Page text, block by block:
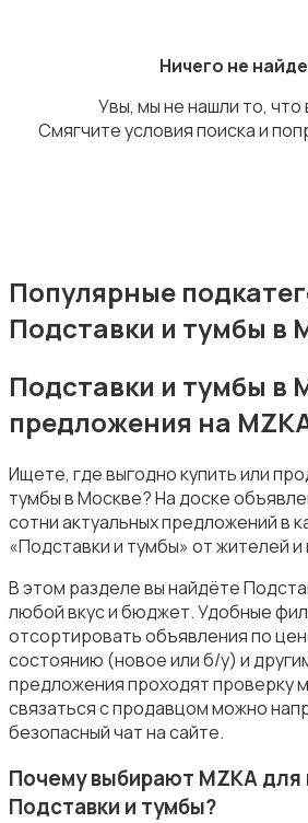
Оформление интерьера
Охрана и сигнализации
Подставки и тумбы
Посуда
Ничего не
Увы, мы не нашли то, что
Смягчите условия поиска и
Популярные
Подставки и тумбы в
Подставки и тумбы в
предложения на
Ищете, где выгодно купить или
тумбы в Москве? На доске
сотни актуальных предложений в
«Подставки и тумбы» от жителей
В этом разделе вы найдёте
любой вкус и бюджет. Удобные
отсортировать объявления по
состоянию (новое или б/у) и
предложения проходят проверку
связаться с продавцом можно
безопасный чат на сайте.
Почему выбирают MZKA для
Подставки и тумбы?